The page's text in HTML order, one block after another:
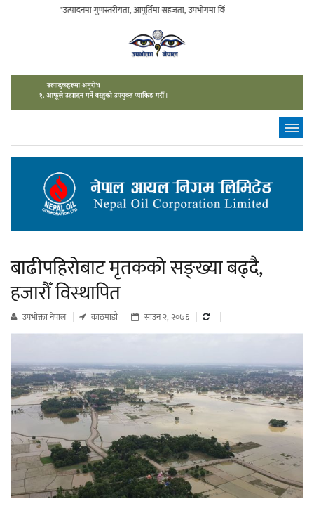
"उत्पादनमा गुणस्तरीयता, आपूर्तिमा सहजता, उपभोगमा विवेकशीलता" - The Sustainable
बाढीपहिरोबाट मृतकको सङ्ख्या बढ्दै,
हजारौँ विस्थापित
उपभाेक्ता नेपाल काठमाडौं साउन २, २०७६